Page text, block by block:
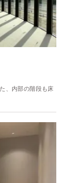
、内部の階段も床